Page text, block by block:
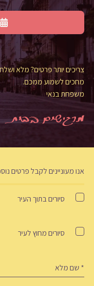
צריכים יותר פרטים? מלא
מחכים לשמוע ממכם.
משפחת בנאי
אנו מעוניינים לקבל פרטים
Tours סיורים בתוך העיר
סיורים מחוץ לעיר
מלא(חובה)